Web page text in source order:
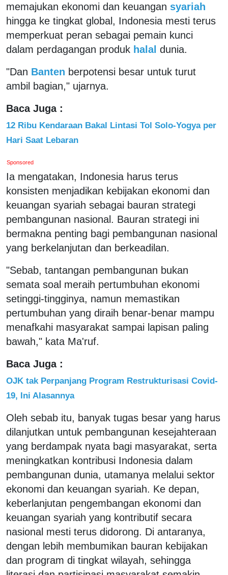
memajukan ekonomi dan keuangan syariah
hingga ke tingkat global, Indonesia mesti terus
memperkuat peran sebagai pemain kunci
dalam perdagangan produk halal dunia.
"Dan Banten berpotensi besar untuk turut
ambil bagian," ujarnya.
Baca Juga :
12 Ribu Kendaraan Bakal Lintasi Tol Solo-Yogya per
Hari Saat Lebaran
Sponsored
Ia mengatakan, Indonesia harus terus
konsisten menjadikan kebijakan ekonomi dan
keuangan syariah sebagai bauran strategi
pembangunan nasional. Bauran strategi ini
bermakna penting bagi pembangunan nasional
yang berkelanjutan dan berkeadilan.
"Sebab, tantangan pembangunan bukan
semata soal meraih pertumbuhan ekonomi
setinggi-tingginya, namun memastikan
pertumbuhan yang diraih benar-benar mampu
menafkahi masyarakat sampai lapisan paling
bawah," kata Ma'ruf.
Baca Juga :
OJK tak Perpanjang Program Restrukturisasi Covid-
19, Ini Alasannya
Oleh sebab itu, banyak tugas besar yang harus
dilanjutkan untuk pembangunan kesejahteraan
yang berdampak nyata bagi masyarakat, serta
meningkatkan kontribusi Indonesia dalam
pembangunan dunia, utamanya melalui sektor
ekonomi dan keuangan syariah. Ke depan,
keberlanjutan pengembangan ekonomi dan
keuangan syariah yang kontributif secara
nasional mesti terus didorong. Di antaranya,
dengan lebih membumikan bauran kebijakan
dan program di tingkat wilayah, sehingga